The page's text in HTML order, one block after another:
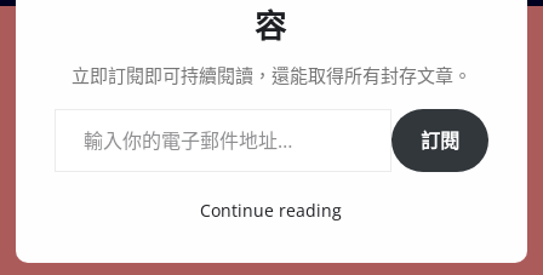
新北樹報
在地、記憶、連結、創生
容
立即訂閱即可持續閱讀，還能取得所有封存文章。
訂閱
Continue reading